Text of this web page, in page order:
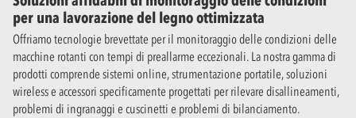
per una lavorazione del legno ottimizzata
Offriamo tecnologie brevettate per il monitoraggio delle condizioni delle
macchine rotanti con tempi di preallarme eccezionali. La nostra gamma di
prodotti comprende sistemi online, strumentazione portatile, soluzioni
wireless e accessori specificamente progettati per rilevare disallineamenti,
problemi di ingranaggi e cuscinetti e problemi di bilanciamento.